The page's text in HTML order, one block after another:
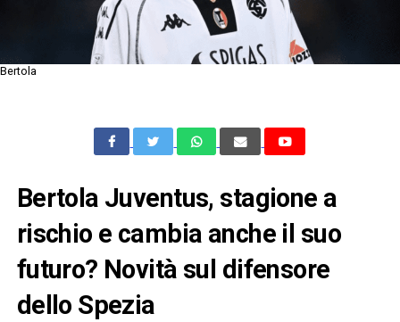
Bertola
Bertola Juventus, stagione a
rischio e cambia anche il suo
futuro? Novità sul difensore
dello Spezia